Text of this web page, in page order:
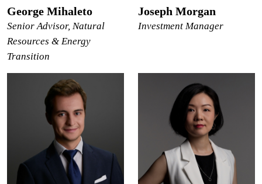
George Mihaleto
Senior Advisor, Natural
Resources & Energy
Transition
Joseph Morgan
Investment Manager